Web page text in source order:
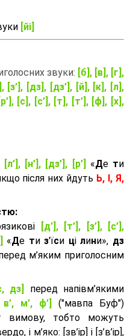
[йі]
звуки: [б], [в], [г],
[дз], [дз’], [й], [к], [л],
[с], [с’], [т], [т’], [ф], [х],
[н’], [дз’], [р’]
«Де ти
після них йдуть Ь, І, Я,
[д’], [т’], [з’], [с’],
«Де тиз'їси цілини», дз
м’яким приголосним
дз]
перед напівм’якими
в’, м’, ф’]
("мавпа Буф")
вимову, тобто можуть
і м’яко: [зв’ір] і [з’в’ір],